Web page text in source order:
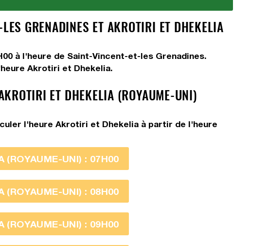
GRENADINES ET AKROTIRI ET DHEKELIA
à l'heure de Saint-Vincent-et-les Grenadines.
Akrotiri et Dhekelia.
ET DHEKELIA (ROYAUME-UNI)
l'heure Akrotiri et Dhekelia à partir de l'heure
(ROYAUME-UNI) : 07H00
(ROYAUME-UNI) : 08H00
(ROYAUME-UNI) : 09H00